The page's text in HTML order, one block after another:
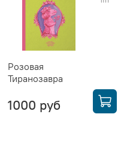
Розовая
Тиранозавра
1000 руб